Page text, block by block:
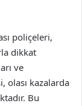
poliçeleri,
dikkat
ve
olası kazalarda
Bu